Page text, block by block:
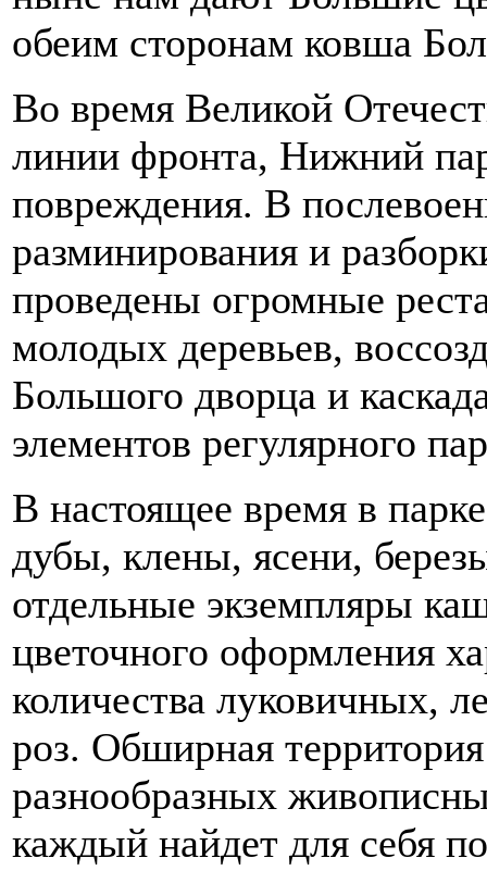
обеим сторонам ковша
Во время Великой
линии фронта, Нижний
повреждения. В
разминирования и
проведены огромные
молодых деревьев,
Большого дворца и
элементов регулярного
В настоящее время в
дубы, клены, ясени,
отдельные экземпляры
цветочного оформления
количества луковичных,
роз. Обширная
разнообразных
каждый найдет для себя